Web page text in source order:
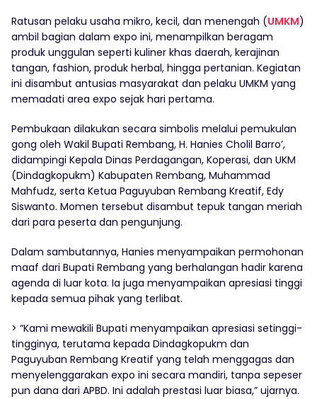
Ratusan pelaku usaha mikro, kecil, dan menengah (UMKM)
ambil bagian dalam expo ini, menampilkan beragam
produk unggulan seperti kuliner khas daerah, kerajinan
tangan, fashion, produk herbal, hingga pertanian. Kegiatan
ini disambut antusias masyarakat dan pelaku UMKM yang
memadati area expo sejak hari pertama.
Pembukaan dilakukan secara simbolis melalui pemukulan
gong oleh Wakil Bupati Rembang, H. Hanies Cholil Barro’,
didampingi Kepala Dinas Perdagangan, Koperasi, dan UKM
(Dindagkopukm) Kabupaten Rembang, Muhammad
Mahfudz, serta Ketua Paguyuban Rembang Kreatif, Edy
Siswanto. Momen tersebut disambut tepuk tangan meriah
dari para peserta dan pengunjung.
Dalam sambutannya, Hanies menyampaikan permohonan
maaf dari Bupati Rembang yang berhalangan hadir karena
agenda di luar kota. Ia juga menyampaikan apresiasi tinggi
kepada semua pihak yang terlibat.
> “Kami mewakili Bupati menyampaikan apresiasi setinggi-
tingginya, terutama kepada Dindagkopukm dan
Paguyuban Rembang Kreatif yang telah menggagas dan
menyelenggarakan expo ini secara mandiri, tanpa sepeser
pun dana dari APBD. Ini adalah prestasi luar biasa,” ujarnya.